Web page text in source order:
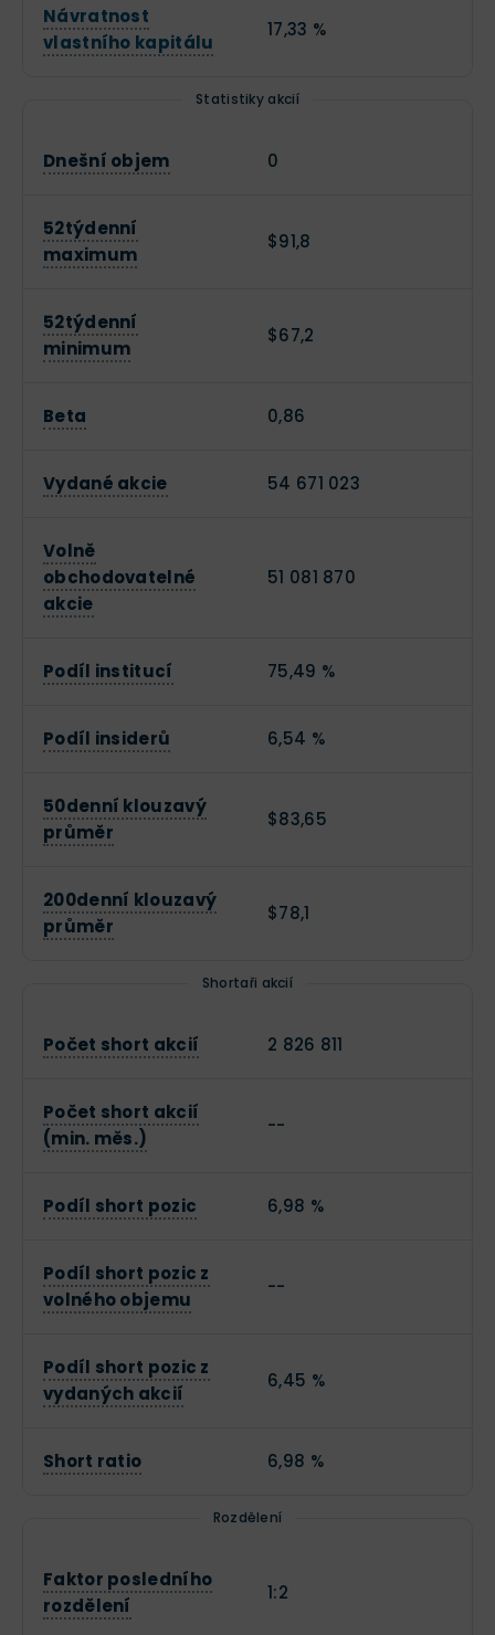
Návratnost
vlastního kapitálu
17,33 %
Statistiky akcií
Dnešní objem 0
52týdenní
maximum
$91,8
52týdenní
minimum
$67,2
Beta 0,86
Vydané akcie 54 671 023
Volně
obchodovatelné
akcie
51 081 870
Podíl institucí 75,49 %
Podíl insiderů 6,54 %
50denní klouzavý
průměr
$83,65
200denní klouzavý
průměr
$78,1
Shortaři akcií
Počet short akcií 2 826 811
Počet short akcií
(min. měs.)
--
Podíl short pozic 6,98 %
Podíl short pozic z
volného objemu
--
Podíl short pozic z
vydaných akcií
6,45 %
Short ratio 6,98 %
Rozdělení
Faktor posledního
rozdělení
1:2